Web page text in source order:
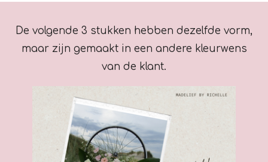
De volgende 3 stukken hebben dezelfde vorm,
maar zijn gemaakt in een andere kleurwens
van de klant.